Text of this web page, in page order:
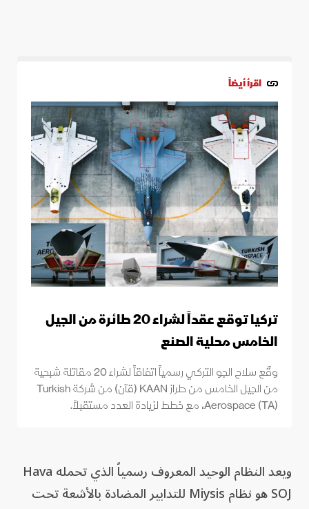
اقرأ أيضاً
تركيا توقع عقداً لشراء 20 طائرة من الجيل
الخامس محلية الصنع
وقّع سلاح الجو التركي رسمياً اتفاقاً لشراء 20 مقاتلة شبحية
من الجيل الخامس من طراز KAAN (قآن) من شركة Turkish
Aerospace (TA)، مع خطط لزيادة العدد مستقبلاً.
ويعد النظام الوحيد المعروف رسمياً الذي تحمله Hava
SOJ هو نظام Miysis للتدابير المضادة بالأشعة تحت